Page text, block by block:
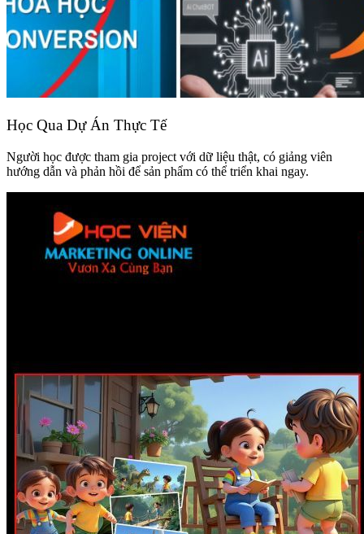
Học Qua Dự Án Thực Tế
Người học được tham gia project với dữ liệu thật, có giảng viên
hướng dẫn và phản hồi để sản phẩm có thể triển khai ngay.